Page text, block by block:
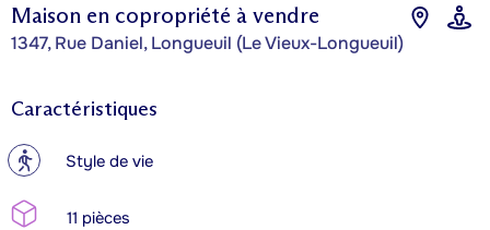
Maison en copropriété à vendre
1347, Rue Daniel, Longueuil (Le Vieux-Longueuil)
Caractéristiques
? Style de vie
11 pièces